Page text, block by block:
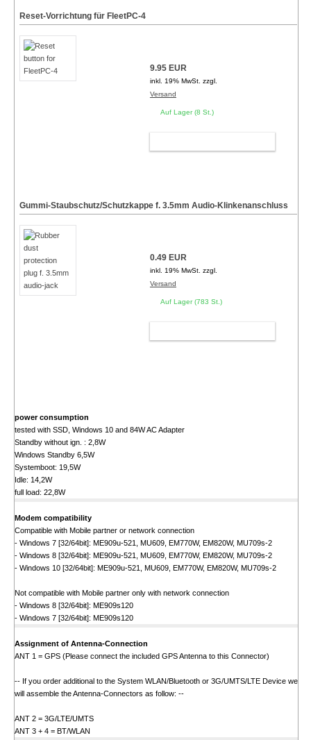
Reset-Vorrichtung für FleetPC-4
9.95 EUR
inkl. 19% MwSt. zzgl.
Versand
Auf Lager (8 St.)
Gummi-Staubschutz/Schutzkappe f. 3.5mm Audio-Klinkenanschluss
0.49 EUR
inkl. 19% MwSt. zzgl.
Versand
Auf Lager (783 St.)
power consumption
tested with SSD, Windows 10 and 84W AC Adapter
Standby without ign. : 2,8W
Windows Standby 6,5W
Systemboot: 19,5W
Idle: 14,2W
full load: 22,8W
Modem compatibility
Compatible with Mobile partner or network connection
- Windows 7 [32/64bit]: ME909u-521, MU609, EM770W, EM820W, MU709s-2
- Windows 8 [32/64bit]: ME909u-521, MU609, EM770W, EM820W, MU709s-2
- Windows 10 [32/64bit]: ME909u-521, MU609, EM770W, EM820W, MU709s-2
Not compatible with Mobile partner only with network connection
- Windows 8 [32/64bit]: ME909s120
- Windows 7 [32/64bit]: ME909s120
Assignment of Antenna-Connection
ANT 1 = GPS (Please connect the included GPS Antenna to this Connector)
-- If you order additional to the System WLAN/Bluetooth or 3G/UMTS/LTE Device we
will assemble the Antenna-Connectors as follow: --
ANT 2 = 3G/LTE/UMTS
ANT 3 + 4 = BT/WLAN